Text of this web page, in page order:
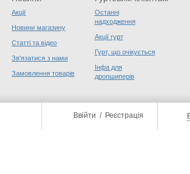
Ввійти / Реєстрація
Акції
Новини магазину
Статті та відео
Зв'язатися з нами
Замовлення товарів
Останні
надходження
Акції гурт
Гурт, що очікується
Інфа для
дропшиперів